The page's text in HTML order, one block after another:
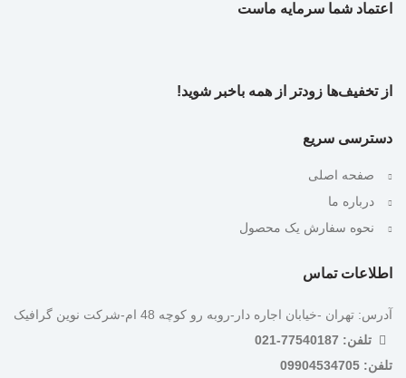
اعتماد شما سرمایه ماست
از تخفیف‌ها زودتر از همه باخبر شوید!
دسترسی سریع
صفحه اصلی
درباره ما
نحوه سفارش یک محصول
اطلاعات تماس
آدرس: تهران -خیابان اجاره دار-روبه رو کوچه 48 ام-شرکت نوین گرافیک
تلفن: 77540187-021
تلفن: 09904534705